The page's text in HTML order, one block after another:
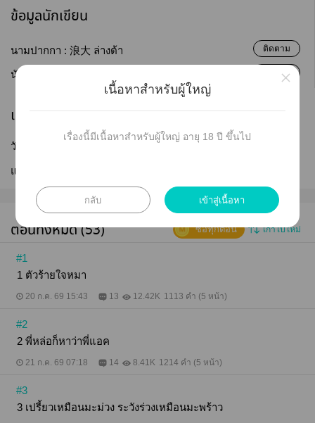
ข้อมูลนักเขียน
นามปากกา : 浪大 ล่างต้า ติดตาม
นักเขียน : ติดตาม
เผยแพร่
วันที่เผยแพร่ :
แก้ไขล่าสุด :
ตอนทั้งหมด (53) เก่าไปใหม่
ซื้อทุกตอน
#1
1 ตัวร้ายใจหมา
20 ก.ค. 69 15:43 13 12.42K 1113 คำ (5 หน้า)
#2
2 พี่หล่อก็หาว่าพี่แอค
21 ก.ค. 69 07:18 14 8.41K 1214 คำ (5 หน้า)
#3
3 เปรี้ยวเหมือนมะม่วง ระวังร่วงเหมือนมะพร้าว
เนื้อหาสำหรับผู้ใหญ่
เรื่องนี้มีเนื้อหาสำหรับผู้ใหญ่ อายุ 18 ปี ขึ้นไป
กลับ เข้าสู่เนื้อหา
×